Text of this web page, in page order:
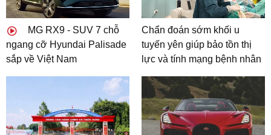
MG RX9 - SUV 7 chỗ
ngang cỡ Hyundai Palisade
sắp về Việt Nam
Chẩn đoán sớm khối u
tuyến yên giúp bảo tồn thị
lực và tính mạng bệnh nhân